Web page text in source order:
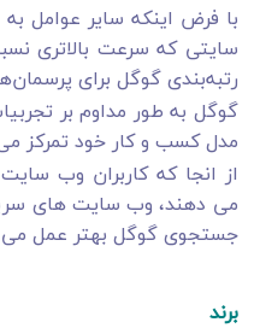
با فرض اینکه سایر عوامل
سایتی که سرعت بالاتری
رتبه‌بندی گوگل برای
گوگل به طور مداوم بر
مدل کسب و کار خود تمرکز
از انجا که کاربران وب
می دهند، وب سایت های
جستجوی گوگل بهتر عمل می
برند